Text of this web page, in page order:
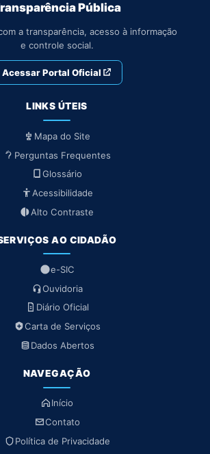
Pública
a transparência, acesso à informação
e controle social.
Acessar Portal Oficial
LINKS ÚTEIS
Mapa do Site
Perguntas Frequentes
Glossário
Acessibilidade
Alto Contraste
AO CIDADÃO
e-SIC
Ouvidoria
Diário Oficial
Carta de Serviços
Dados Abertos
NAVEGAÇÃO
Início
Contato
Política de Privacidade